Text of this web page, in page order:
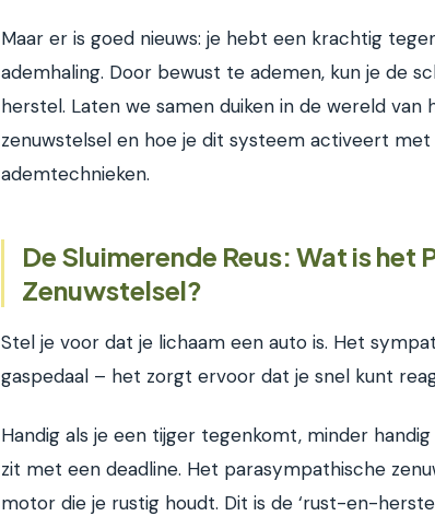
Maar er is goed nieuws: je hebt een krachtig
ademhaling. Door bewust te ademen, kun je de
herstel. Laten we samen duiken in de wereld
zenuwstelsel en hoe je dit systeem activeert
ademtechnieken.
De Sluimerende Reus: Wat is het
Zenuwstelsel?
Stel je voor dat je lichaam een auto is. Het
gaspedaal – het zorgt ervoor dat je snel kunt
Handig als je een tijger tegenkomt, minder
zit met een deadline. Het parasympathische
motor die je rustig houdt. Dit is de ‘rust-en-